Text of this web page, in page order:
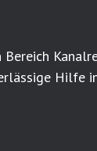
Hilfe